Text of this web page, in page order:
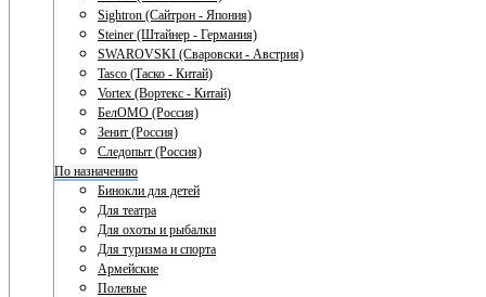
Sightron (Сайтрон - Япония)
Steiner (Штайнер - Германия)
SWAROVSKI (Сваровски - Австрия)
Tasco (Таско - Китай)
Vortex (Вортекс - Китай)
БелОМО (Россия)
Зенит (Россия)
Следопыт (Россия)
По назначению
Бинокли для детей
Для театра
Для охоты и рыбалки
Для туризма и спорта
Армейские
Полевые